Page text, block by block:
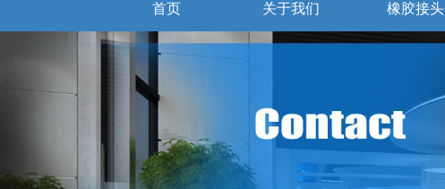
首页 关于我们 橡胶接头